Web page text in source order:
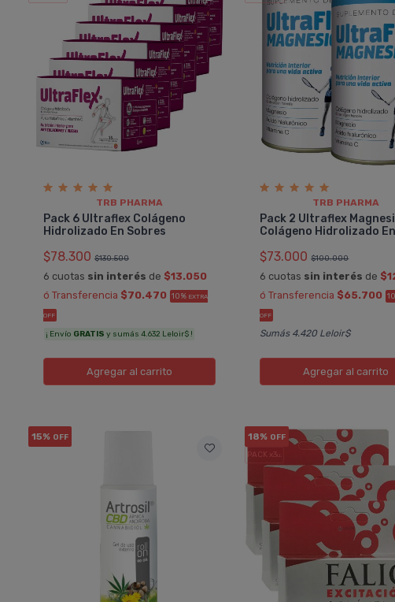
TRB PHARMA
Pack 6 Ultraflex Colágeno
Hidrolizado En Sobres
$78.300 $130.500
6 cuotas sin interés de $13.050
ó Transferencia $70.470 10% EXTRA
OFF
¡ Envío GRATIS y sumás 4.632 Leloir$ !
Agregar al carrito
TRB PHARMA
Pack 2 Ultraflex
Colágeno Hidrolizado
$73.000 $100.000
6 cuotas sin interés de
ó Transferencia $65.700
OFF
Sumás 4.420 Leloir$
Agregar al carrito
15% OFF 18% OFF
PACK x3